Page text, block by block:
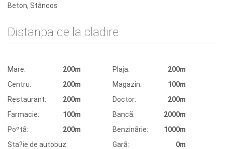
Beton, Stâncos
Distanþa de la cladire
Mare: 200m Plaja:
200m
Centru:
200m Magazin:
100m
Restaurant:
200m Doctor:
200m
Farmacie:
100m Bancã:
2000m
Poºtã:
200m Benzinãrie:
1000m
Sta?ie de autobuz:
Garã:
0m